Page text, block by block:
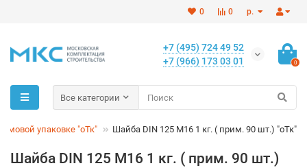
р.
0
0
+7 (495) 724 49 52
+7 (966) 173 03 01
0
Все категории
упаковке "оТк" Шайба DIN 125 M16 1 кг. ( прим. 90 шт.) "оТк"
Шайба DIN 125 M16 1 кг. ( прим. 90 шт.)